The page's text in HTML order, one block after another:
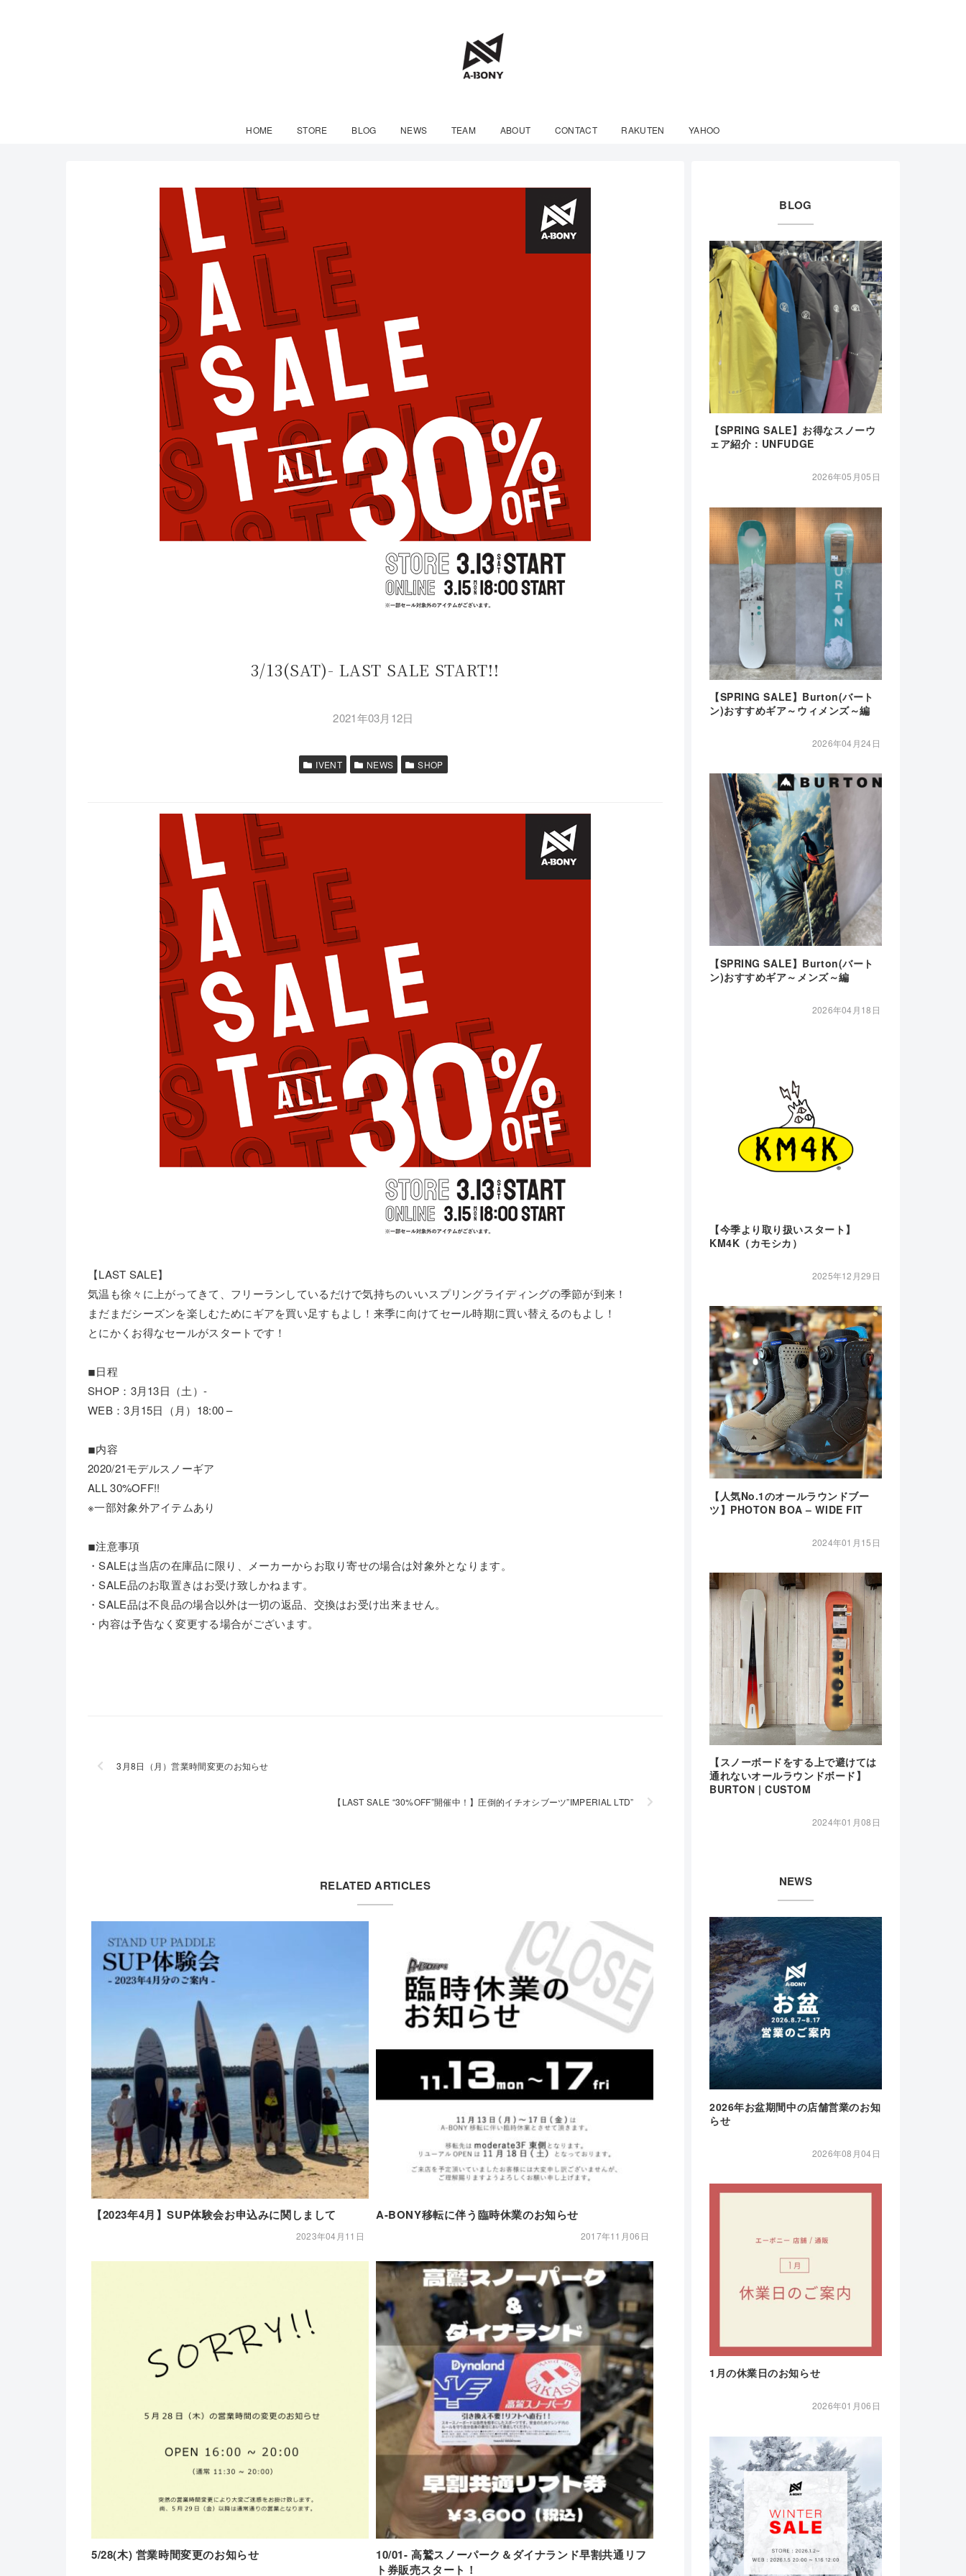
HOME STORE BLOG NEWS TEAM ABOUT CONTACT RAKUTEN YAHOO
3/13(SAT)- LAST SALE START!!
2021年03月12日
IVENT NEWS SHOP
【LAST SALE】
気温も徐々に上がってきて、フリーランしているだけで気持ちのいいスプリングライディングの季節が到来！
まだまだシーズンを楽しむためにギアを買い足すもよし！来季に向けてセール時期に買い替えるのもよし！
とにかくお得なセールがスタートです！
◾︎日程
SHOP：3月13日（土）-
WEB：3月15日（月）18:00 –
◾︎内容
2020/21モデルスノーギア
ALL 30%OFF!!
※一部対象外アイテムあり
◾︎注意事項
・SALEは当店の在庫品に限り、メーカーからお取り寄せの場合は対象外となります。
・SALE品のお取置きはお受け致しかねます。
・SALE品は不良品の場合以外は一切の返品、交換はお受け出来ません。
・内容は予告なく変更する場合がございます。
3月8日（月）営業時間変更のお知らせ
【LAST SALE “30%OFF”開催中！】圧倒的イチオシブーツ”IMPERIAL LTD”
RELATED ARTICLES
【2023年4月】SUP体験会お申込みに関しまして
2023年04月11日
A-BONY移転に伴う臨時休業のお知らせ
2017年11月06日
5/28(木) 営業時間変更のお知らせ
10/01- 高鷲スノーパーク＆ダイナランド早割共通リフ
ト券販売スタート！
BLOG
【SPRING SALE】お得なスノーウ
ェア紹介：UNFUDGE
2026年05月05日
【SPRING SALE】Burton(バート
ン)おすすめギア～ウィメンズ～編
2026年04月24日
【SPRING SALE】Burton(バート
ン)おすすめギア～メンズ～編
2026年04月18日
【今季より取り扱いスタート】
KM4K（カモシカ）
2025年12月29日
【人気No.1のオールラウンドブー
ツ】PHOTON BOA – WIDE FIT
2024年01月15日
【スノーボードをする上で避けては
通れないオールラウンドボード】
BURTON | CUSTOM
2024年01月08日
NEWS
2026年お盆期間中の店舗営業のお知
らせ
2026年08月04日
1月の休業日のお知らせ
2026年01月06日